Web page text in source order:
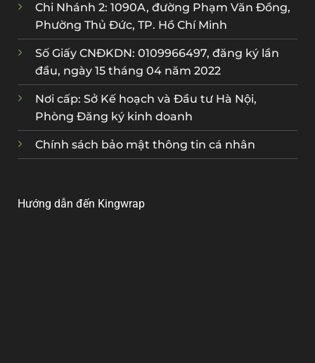
Chi Nhánh 2: 1090A, đường Phạm Văn Đồng,
Phường Thủ Đức, TP. Hồ Chí Minh
Số Giấy CNĐKDN: 0109966497, đăng ký lần
đầu, ngày 15 tháng 04 năm 2022
Nơi cấp: Sở Kế hoạch và Đầu tư Hà Nội,
Phòng Đăng ký kinh doanh
Chính sách bảo mật thông tin cá nhân
Hướng dẫn đến Kingwrap